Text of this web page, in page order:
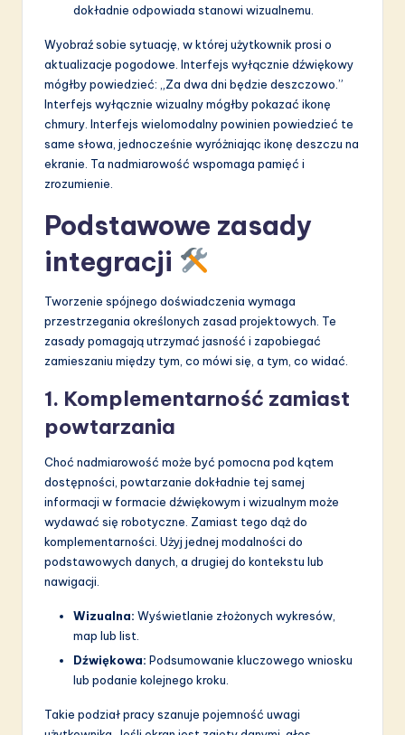
dokładnie odpowiada stanowi wizualnemu.
Wyobraź sobie sytuację, w której użytkownik prosi o
aktualizacje pogodowe. Interfejs wyłącznie dźwiękowy
mógłby powiedzieć: „Za dwa dni będzie deszczowo.”
Interfejs wyłącznie wizualny mógłby pokazać ikonę
chmury. Interfejs wielomodalny powinien powiedzieć te
same słowa, jednocześnie wyróżniając ikonę deszczu na
ekranie. Ta nadmiarowość wspomaga pamięć i
zrozumienie.
Podstawowe zasady
integracji
Tworzenie spójnego doświadczenia wymaga
przestrzegania określonych zasad projektowych. Te
zasady pomagają utrzymać jasność i zapobiegać
zamieszaniu między tym, co mówi się, a tym, co widać.
1. Komplementarność zamiast
powtarzania
Choć nadmiarowość może być pomocna pod kątem
dostępności, powtarzanie dokładnie tej samej
informacji w formacie dźwiękowym i wizualnym może
wydawać się robotyczne. Zamiast tego dąż do
komplementarności. Użyj jednej modalności do
podstawowych danych, a drugiej do kontekstu lub
nawigacji.
Wizualna: Wyświetlanie złożonych wykresów,
map lub list.
Dźwiękowa: Podsumowanie kluczowego wniosku
lub podanie kolejnego kroku.
Takie podział pracy szanuje pojemność uwagi